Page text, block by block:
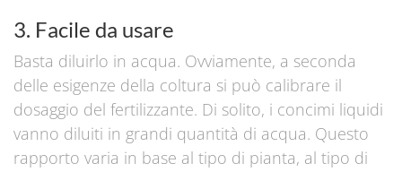
3. Facile da usare
Basta diluirlo in acqua. Ovviamente, a seconda
delle esigenze della coltura si può calibrare il
dosaggio del fertilizzante. Di solito, i concimi liquidi
vanno diluiti in grandi quantità di acqua. Questo
rapporto varia in base al tipo di pianta, al tipo di